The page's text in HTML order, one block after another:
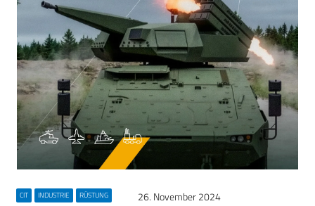
CIT INDUSTRIE RÜSTUNG 26. November 2024